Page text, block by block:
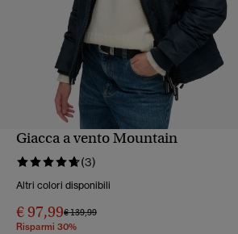
Giacca a vento Mountain
(3)
Altri colori disponibili
€ 97,99Prezzo ridotto da
€ 139,99a
Risparmi 30%